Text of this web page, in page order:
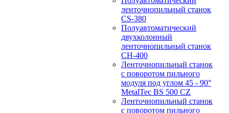
ленточнопильный станок
CS-380
Полуавтоматический
двухколонный
ленточнопильный станок
CH-400
Ленточнопильный станок
c поворотом пильного
модуля под углом 45 - 90°
MetalTec BS 500 CZ
Ленточнопильный станок
c поворотом пильного